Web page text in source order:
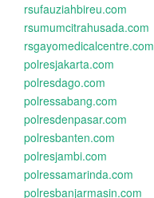
rsufauziahbireu.com
rsumumcitrahusada.com
rsgayomedicalcentre.com
polresjakarta.com
polresdago.com
polressabang.com
polresdenpasar.com
polresbanten.com
polresjambi.com
polressamarinda.com
polresbanjarmasin.com